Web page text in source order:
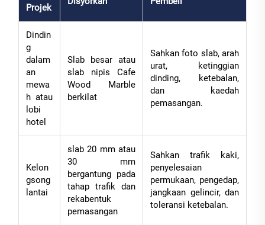
Projek
Dindin
g
dalam
an
mewa
h atau
lobi
hotel
Slab besar atau
slab nipis Cafe
Wood Marble
berkilat
Sahkan foto slab, arah
urat, ketinggian
dinding, ketebalan,
dan kaedah
pemasangan.
Kelon
gsong
lantai
slab 20 mm atau
30 mm
bergantung pada
tahap trafik dan
rekabentuk
pemasangan
Sahkan trafik kaki,
penyelesaian
permukaan, pengedap,
jangkaan gelincir, dan
toleransi ketebalan.